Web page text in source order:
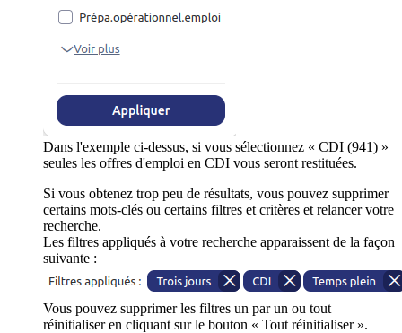
Dans l'exemple ci-dessus, si vous sélectionnez « CDI (941) »
seules les offres d'emploi en CDI vous seront restituées.
Si vous obtenez trop peu de résultats, vous pouvez supprimer
certains mots-clés ou certains filtres et critères et relancer votre
recherche.
Les filtres appliqués à votre recherche apparaissent de la façon
suivante :
Vous pouvez supprimer les filtres un par un ou tout
réinitialiser en cliquant sur le bouton « Tout réinitialiser ».